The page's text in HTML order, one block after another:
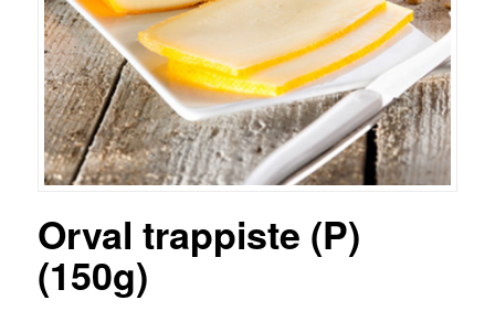
Orval trappiste (P)
(150g)